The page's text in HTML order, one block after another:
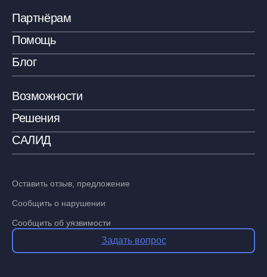
Партнёрам
Помощь
Блог
Возможности
Решения
САЛИД
Оставить отзыв, предложение
Сообщить о нарушении
Сообщить об уязвимости
Задать вопрос